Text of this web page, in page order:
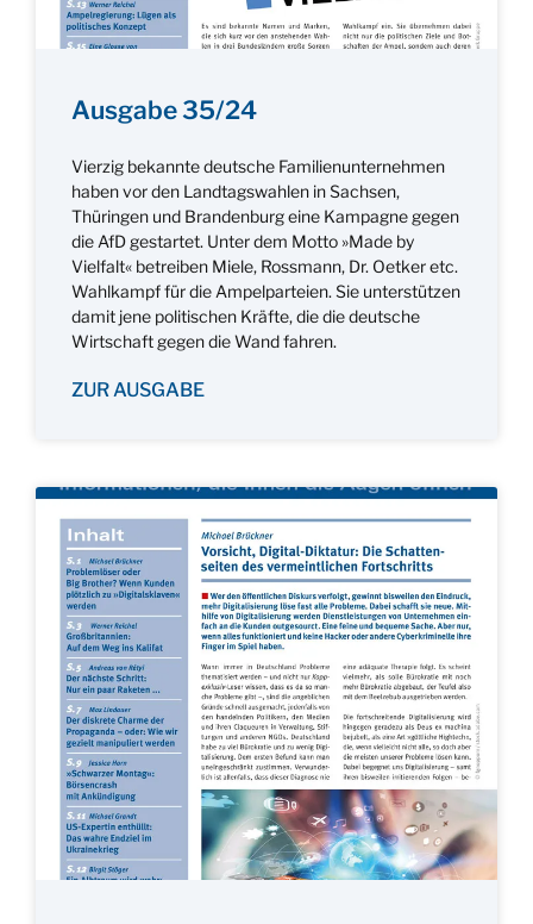
Ausgabe 35/24
Vierzig bekannte deutsche Familienunternehmen
haben vor den Landtagswahlen in Sachsen,
Thüringen und Brandenburg eine Kampagne gegen
die AfD gestartet. Unter dem Motto »Made by
Vielfalt« betreiben Miele, Rossmann, Dr. Oetker etc.
Wahlkampf für die Ampelparteien. Sie unterstützen
damit jene politischen Kräfte, die die deutsche
Wirtschaft gegen die Wand fahren.
ZUR AUSGABE